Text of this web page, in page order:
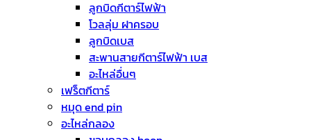
ลูกบิดกีตาร์ไฟฟ้า
โวลลุ่ม ฝาครอบ
ลูกบิดเบส
สะพานสายกีตาร์ไฟฟ้า เบส
อะไหล่อื่นๆ
เฟร็ตกีตาร์
หมุด end pin
อะไหล่กลอง